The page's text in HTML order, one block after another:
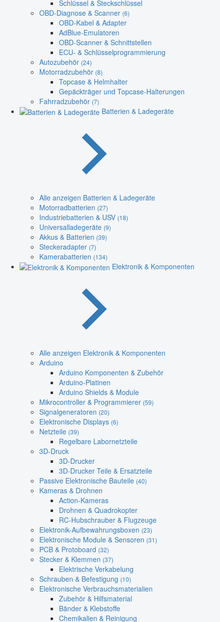
Schlüssel & Steckschlüssel
OBD-Diagnose & Scanner (6)
OBD-Kabel & Adapter
AdBlue-Emulatoren
OBD-Scanner & Schnittstellen
ECU- & Schlüsselprogrammierung
Autozubehör (24)
Motorradzubehör (8)
Topcase & Helmhalter
Gepäckträger und Topcase-Halterungen
Fahrradzubehör (7)
Batterien & Ladegeräte
Alle anzeigen Batterien & Ladegeräte
Motorradbatterien (27)
Industriebatterien & USV (18)
Universalladegeräte (9)
Akkus & Batterien (39)
Steckeradapter (7)
Kamerabatterien (134)
Elektronik & Komponenten
Alle anzeigen Elektronik & Komponenten
Arduino
Arduino Komponenten & Zubehör
Arduino-Platinen
Arduino Shields & Module
Mikrocontroller & Programmierer (59)
Signalgeneratoren (20)
Elektronische Displays (6)
Netzteile (39)
Regelbare Labornetzteile
3D-Druck
3D-Drucker
3D-Drucker Teile & Ersatzteile
Passive Elektronische Bauteile (40)
Kameras & Drohnen
Action-Kameras
Drohnen & Quadrokopter
RC-Hubschrauber & Flugzeuge
Elektronik-Aufbewahrungsboxen (23)
Elektronische Module & Sensoren (31)
PCB & Protoboard (32)
Stecker & Klemmen (37)
Elektrische Verkabelung
Schrauben & Befestigung (10)
Elektronische Verbrauchsmaterialien
Zubehör & Hilfsmaterial
Bänder & Klebstoffe
Chemikalien & Reinigung